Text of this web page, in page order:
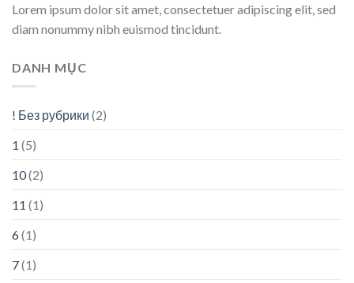
Lorem ipsum dolor sit amet, consectetuer adipiscing elit, sed
diam nonummy nibh euismod tincidunt.
DANH MỤC
! Без рубрики (2)
1 (5)
10(2)
11 (1)
6(1)
7(1)